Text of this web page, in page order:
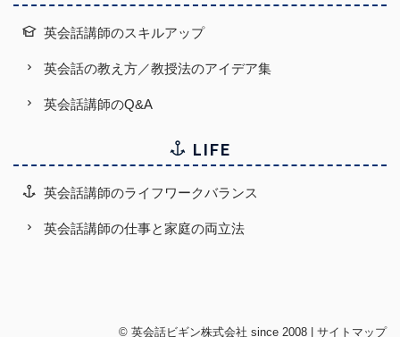
英会話講師のスキルアップ
英会話の教え方／教授法のアイデア集
英会話講師のQ&A
LIFE
英会話講師のライフワークバランス
英会話講師の仕事と家庭の両立法
© 英会話ビギン株式会社 since 2008 | サイトマップ